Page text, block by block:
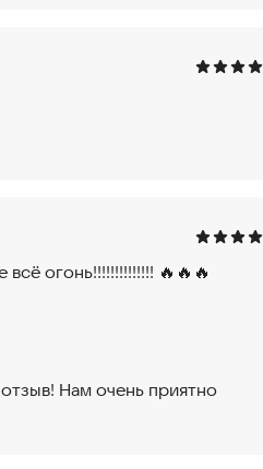
огонь!!!!!!!!!!!!!! 🔥🔥🔥
Нам очень приятно